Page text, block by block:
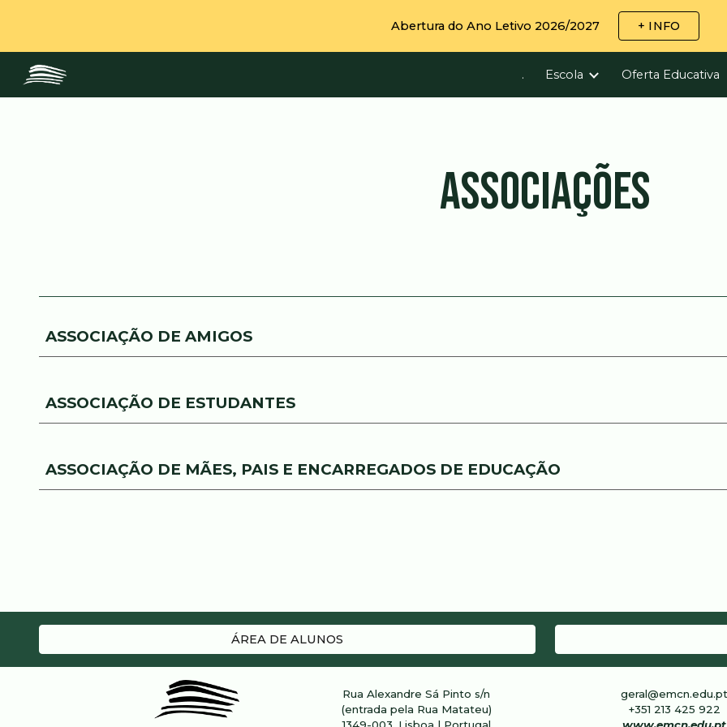
Skip to main content Skip to
Abertura do Ano Letivo 2026/2027 + INFO
. Escola Oferta Educativa
ASSOCIAÇÕES
ASSOCIAÇÃO DE AMIGOS
ASSOCIAÇÃO DE ESTUDANTES
ASSOCIAÇÃO DE MÃES, PAIS E ENCARREGADOS DE EDUCAÇÃO
ÁREA DE ALUNOS
Rua Alexandre Sá Pinto s/n
(entrada pela Rua Matateu)
geral@emcn.edu.pt
+351 213 425 922